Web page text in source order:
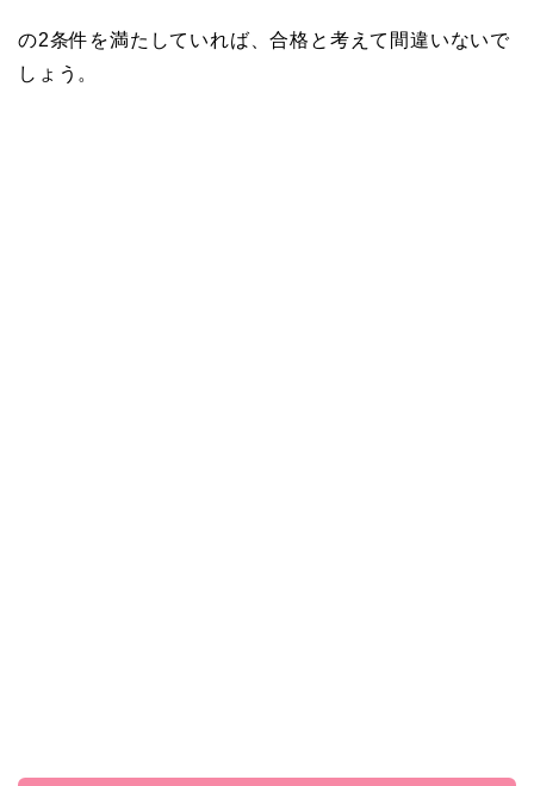
の2条件を満たしていれば、合格と考えて間違いないで
しょう。